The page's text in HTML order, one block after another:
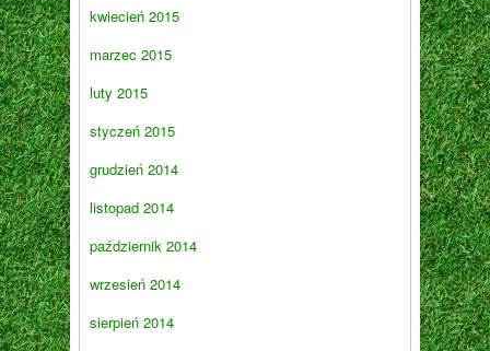
kwiecień 2015
marzec 2015
luty 2015
styczeń 2015
grudzień 2014
listopad 2014
październik 2014
wrzesień 2014
sierpień 2014